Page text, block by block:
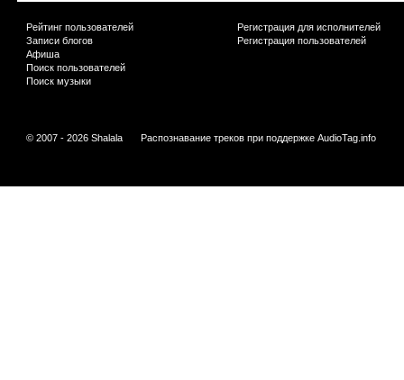
Рейтинг пользователей
Записи блогов
Афиша
Поиск пользователей
Поиск музыки
Регистрация для исполнителей
Регистрация пользователей
© 2007 - 2026 Shalala Распознавание треков при поддержке AudioTag.info